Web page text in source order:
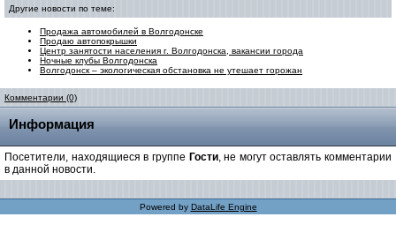
Другие новости по теме:
Продажа автомобилей в Волгодонске
Продаю автопокрышки
Центр занятости населения г. Волгодонска, вакансии города
Ночные клубы Волгодонска
Волгодонск – экологическая обстановка не утешает горожан
Комментарии (0)
Информация
Посетители, находящиеся в группе Гости, не могут оставлять комментарии
в данной новости.
Powered by DataLife Engine